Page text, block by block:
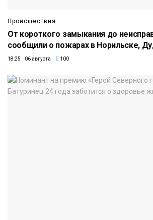
Происшествия
От короткого замыкания до
сообщили о пожарах в Норильске,
18:25 06 августа 100